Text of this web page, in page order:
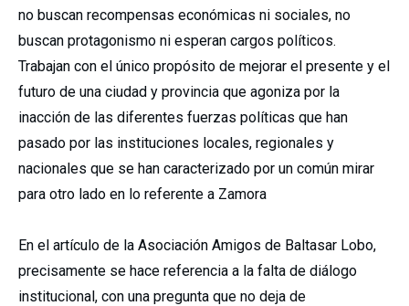
no buscan recompensas económicas ni sociales, no
buscan protagonismo ni esperan cargos políticos.
Trabajan con el único propósito de mejorar el presente y el
futuro de una ciudad y provincia que agoniza por la
inacción de las diferentes fuerzas políticas que han
pasado por las instituciones locales, regionales y
nacionales que se han caracterizado por un común mirar
para otro lado en lo referente a Zamora
En el artículo de la Asociación Amigos de Baltasar Lobo,
precisamente se hace referencia a la falta de diálogo
institucional, con una pregunta que no deja de